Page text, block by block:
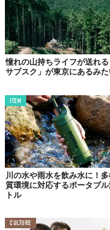
空気を入れると
トだが、持ち運び時のサ
化。
吊り下げ時の成形を維持
イバー製で、すべてを合
として申し分なし。
また日本製の通気性のある
憧れの山持ちライフが送れ
サブスク」が東京にあるみた
ITEM
川の水や雨水を飲み水に！
質環境に対応するポータブ
トル
CULTURE